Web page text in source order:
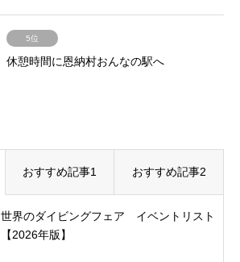
5位
休憩時間に恩納村おんなの駅へ
おすすめ記事1 おすすめ記事2
世界のダイビングフェア イベントリスト
【2026年版】